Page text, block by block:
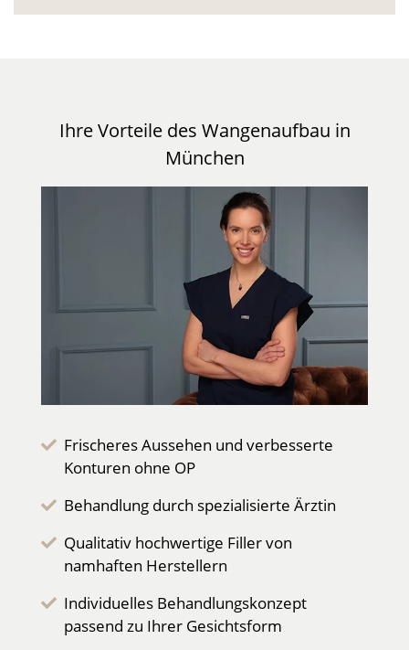
Ihre Vorteile des Wangenaufbau in
München
Frischeres Aussehen und verbesserte
Konturen ohne OP
Behandlung durch spezialisierte Ärztin
Qualitativ hochwertige Filler von
namhaften Herstellern
Individuelles Behandlungskonzept
passend zu Ihrer Gesichtsform